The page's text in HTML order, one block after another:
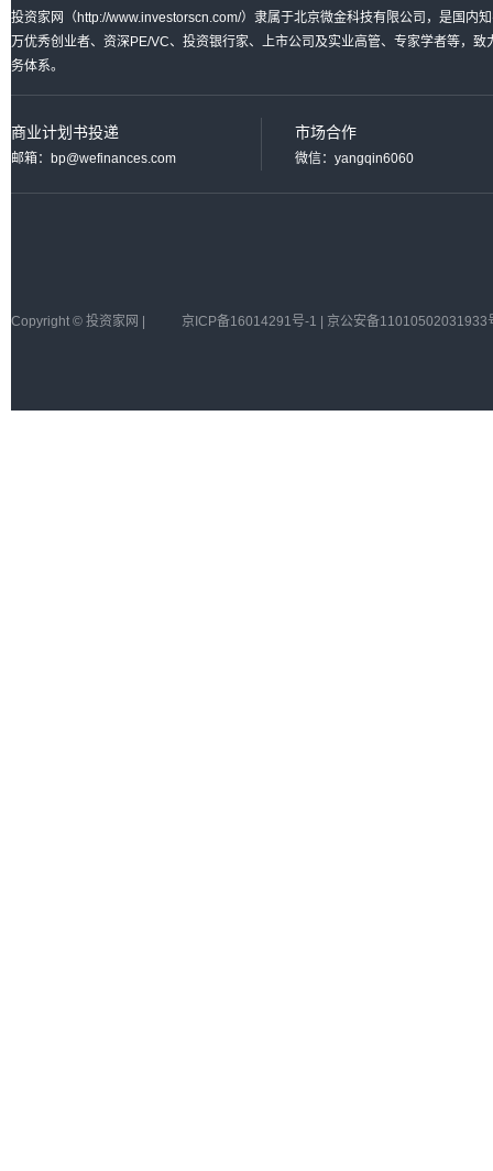
投资家网（http://www.investorscn.com/）隶属于北京微金科技有限公司，是国内
万优秀创业者、资深PE/VC、投资银行家、上市公司及实业高管、专家学者等，
务体系。
商业计划书投递
邮箱：bp@wefinances.com
市场合作
微信：yangqin6060
Copyright © 投资家网 | 京ICP备16014291号-1 | 京公安备11010502031933